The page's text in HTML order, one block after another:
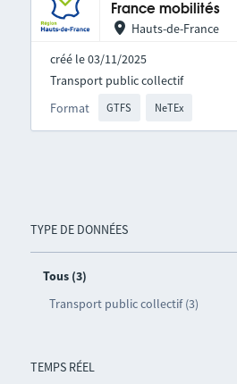
TYPE DE DONNÉES
Tous (3)
Transport public collectif (3)
TEMPS RÉEL
France mobilités
Hauts-de-France
créé le 03/11/2025
Format GTFS NeTEx
Transport public collectif